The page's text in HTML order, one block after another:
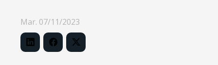
Mar. 07/11/2023